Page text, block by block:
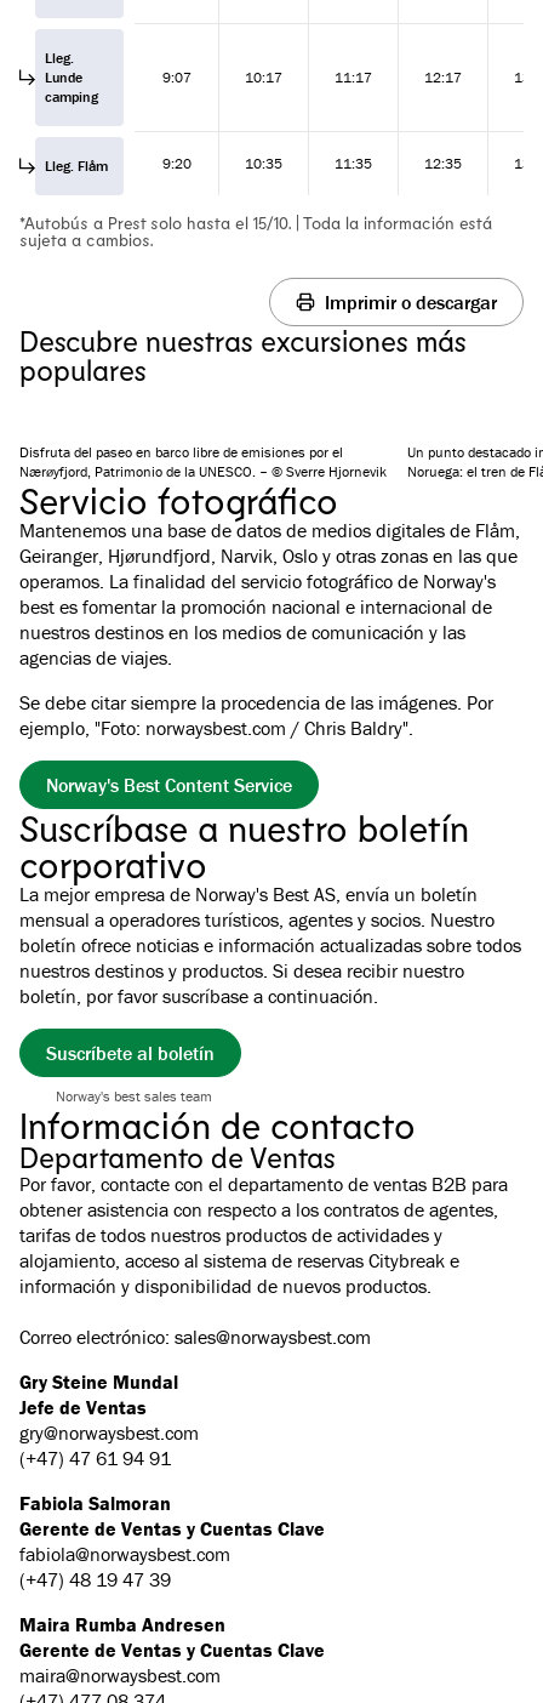
Lleg.
Lunde
camping
9:07 10:17 11:17 12:17
Lleg. Flåm 9:20 10:35 11:35 12:35
*Autobús a Prest solo hasta el 15/10. | Toda la información está
sujeta a cambios.
Imprimir o descargar
Descubre nuestras excursiones más
populares
Disfruta del paseo en barco libre de emisiones por el
Nærøyfjord, Patrimonio de la UNESCO. – © Sverre Hjornevik
Un punto destacado
Noruega: el tren de
Servicio fotográfico
Mantenemos una base de datos de medios digitales de Flåm,
Geiranger, Hjørundfjord, Narvik, Oslo y otras zonas en las que
operamos. La finalidad del servicio fotográfico de Norway's
best es fomentar la promoción nacional e internacional de
nuestros destinos en los medios de comunicación y las
agencias de viajes.
Se debe citar siempre la procedencia de las imágenes. Por
ejemplo, "Foto: norwaysbest.com / Chris Baldry".
Norway's Best Content Service
Suscríbase a nuestro boletín
corporativo
La mejor empresa de Norway's Best AS, envía un boletín
mensual a operadores turísticos, agentes y socios. Nuestro
boletín ofrece noticias e información actualizadas sobre todos
nuestros destinos y productos. Si desea recibir nuestro
boletín, por favor suscríbase a continuación.
Suscríbete al boletín
Norway's best sales team
Información de contacto
Departamento de Ventas
Por favor, contacte con el departamento de ventas B2B para
obtener asistencia con respecto a los contratos de agentes,
tarifas de todos nuestros productos de actividades y
alojamiento, acceso al sistema de reservas Citybreak e
información y disponibilidad de nuevos productos.
Correo electrónico: sales@norwaysbest.com
Gry Steine Mundal
Jefe de Ventas
gry@norwaysbest.com
(+47) 47 61 94 91
Fabiola Salmoran
Gerente de Ventas y Cuentas Clave
fabiola@norwaysbest.com
(+47) 48 19 47 39
Maira Rumba Andresen
Gerente de Ventas y Cuentas Clave
maira@norwaysbest.com